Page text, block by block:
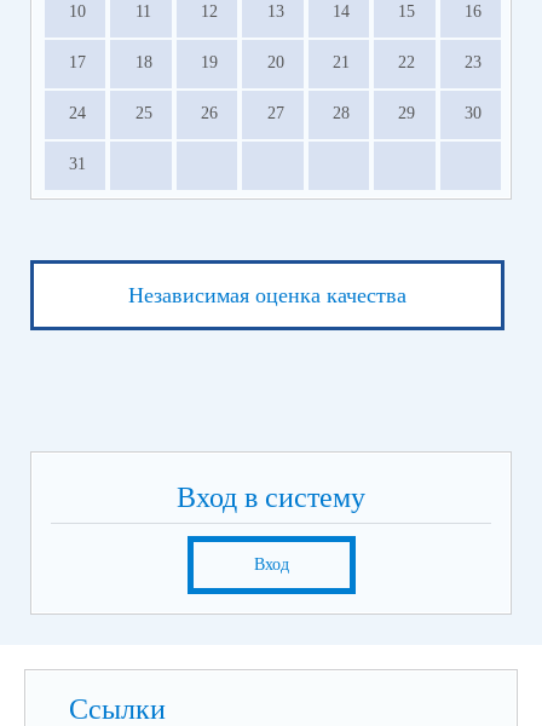
10 11 12 13 14 15 16
17 18 19 20 21 22 23
24 25 26 27 28 29 30
31
Независимая оценка качества
Вход в систему
Вход
Ссылки